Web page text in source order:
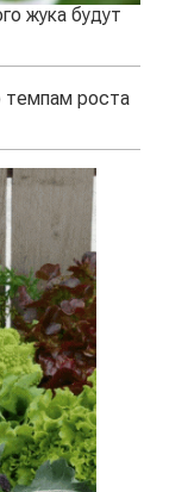
жука будут
темпам роста